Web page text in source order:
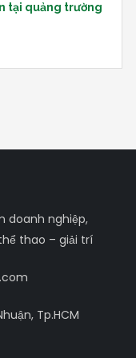
tại quảng trường
doanh nghiệp,
thao – giải trí
Tp.HCM